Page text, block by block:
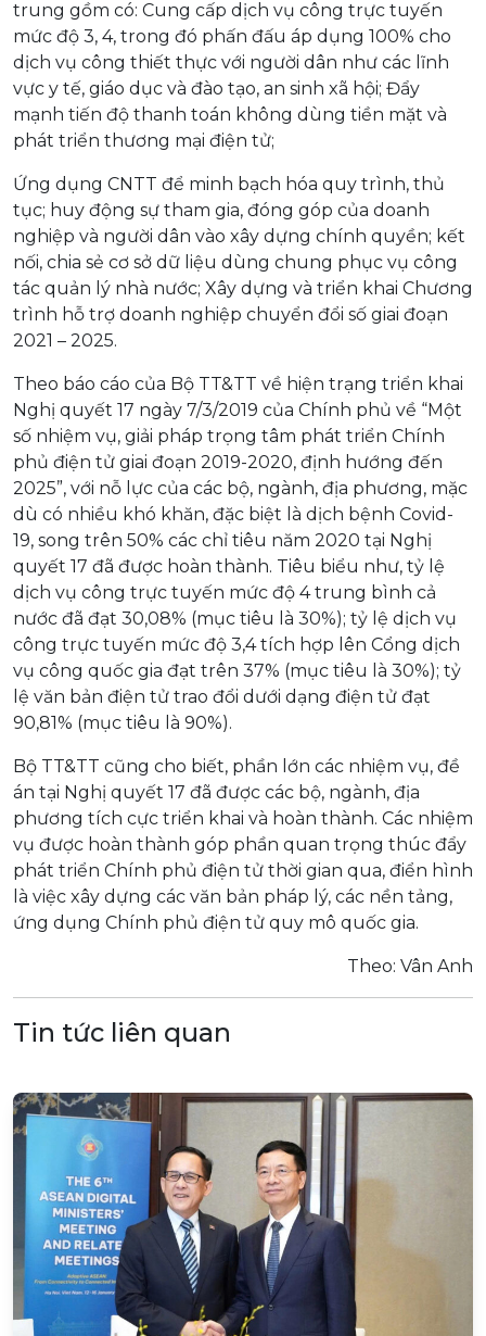
trung gồm có: Cung cấp dịch vụ công trực tuyến
mức độ 3, 4, trong đó phấn đấu áp dụng 100% cho
dịch vụ công thiết thực với người dân như các lĩnh
vực y tế, giáo dục và đào tạo, an sinh xã hội; Đẩy
mạnh tiến độ thanh toán không dùng tiền mặt và
phát triển thương mại điện tử;
Ứng dụng CNTT để minh bạch hóa quy trình, thủ
tục; huy động sự tham gia, đóng góp của doanh
nghiệp và người dân vào xây dựng chính quyền; kết
nối, chia sẻ cơ sở dữ liệu dùng chung phục vụ công
tác quản lý nhà nước; Xây dựng và triển khai Chương
trình hỗ trợ doanh nghiệp chuyển đổi số giai đoạn
2021 – 2025.
Theo báo cáo của Bộ TT&TT về hiện trạng triển khai
Nghị quyết 17 ngày 7/3/2019 của Chính phủ về “Một
số nhiệm vụ, giải pháp trọng tâm phát triển Chính
phủ điện tử giai đoạn 2019-2020, định hướng đến
2025”, với nỗ lực của các bộ, ngành, địa phương, mặc
dù có nhiều khó khăn, đặc biệt là dịch bệnh Covid-
19, song trên 50% các chỉ tiêu năm 2020 tại Nghị
quyết 17 đã được hoàn thành. Tiêu biểu như, tỷ lệ
dịch vụ công trực tuyến mức độ 4 trung bình cả
nước đã đạt 30,08% (mục tiêu là 30%); tỷ lệ dịch vụ
công trực tuyến mức độ 3,4 tích hợp lên Cổng dịch
vụ công quốc gia đạt trên 37% (mục tiêu là 30%); tỷ
lệ văn bản điện tử trao đổi dưới dạng điện tử đạt
90,81% (mục tiêu là 90%).
Bộ TT&TT cũng cho biết, phần lớn các nhiệm vụ, đề
án tại Nghị quyết 17 đã được các bộ, ngành, địa
phương tích cực triển khai và hoàn thành. Các nhiệm
vụ được hoàn thành góp phần quan trọng thúc đẩy
phát triển Chính phủ điện tử thời gian qua, điển hình
là việc xây dựng các văn bản pháp lý, các nền tảng,
ứng dụng Chính phủ điện tử quy mô quốc gia.
Theo: Vân Anh
Tin tức liên quan